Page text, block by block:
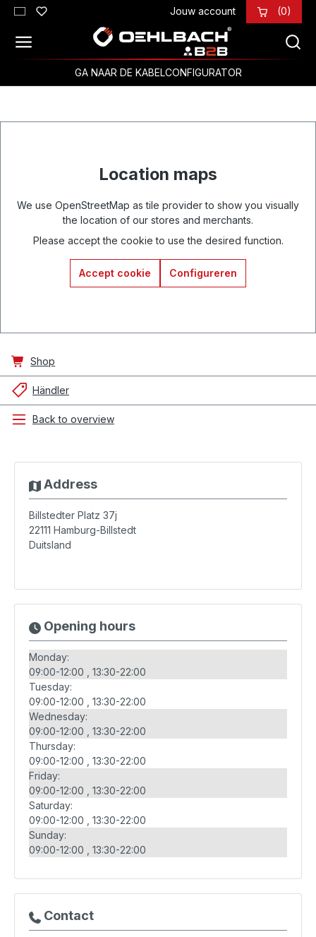
Ga naar de hoofdinhoud Jouw account (0)
GA NAAR DE KABELCONFIGURATOR
Location maps
We use OpenStreetMap as tile provider to show you visually
the location of our stores and merchants.
Please accept the cookie to use the desired function.
Accept cookie Configureren
Shop
Händler
Back to overview
Address
Billstedter Platz 37j
22111 Hamburg-Billstedt
Duitsland
Opening hours
Monday:
09:00-12:00
13:30-22:00
Tuesday:
09:00-12:00
13:30-22:00
Wednesday:
09:00-12:00
13:30-22:00
Thursday:
09:00-12:00
13:30-22:00
Friday:
09:00-12:00
13:30-22:00
Saturday:
09:00-12:00
13:30-22:00
Sunday:
09:00-12:00
13:30-22:00
Contact